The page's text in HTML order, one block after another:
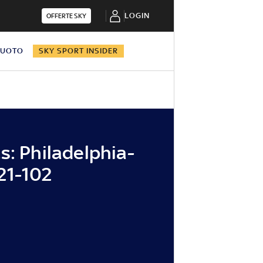
OFFERTE SKY LOGIN
SKY SPORT INSIDER
Philadelphia-
102